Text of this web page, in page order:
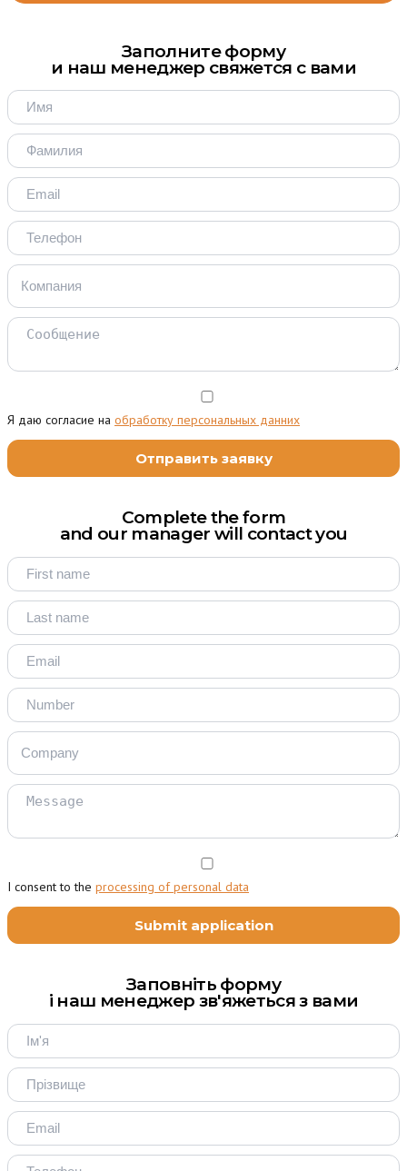
Заполните форму
и наш менеджер свяжется с вами
Я даю согласие на обработку персональных данних
Complete the form
and our manager will contact you
I consent to the processing of personal data
Заповніть форму
і наш менеджер зв'яжеться з вами